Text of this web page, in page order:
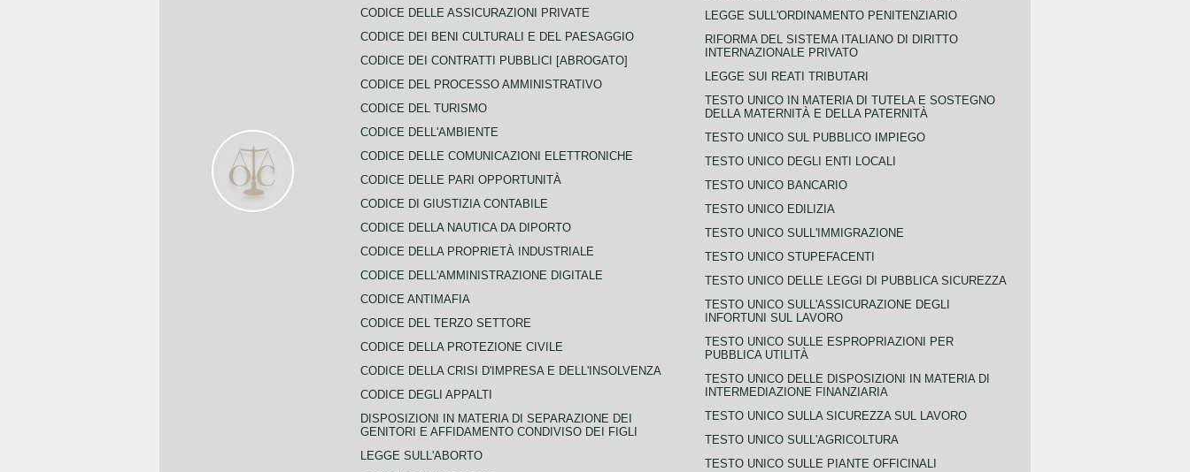
CODICE DELLE ASSICURAZIONI PRIVATE
CODICE DEI BENI CULTURALI E DEL PAESAGGIO
CODICE DEI CONTRATTI PUBBLICI [ABROGATO]
CODICE DEL PROCESSO AMMINISTRATIVO
CODICE DEL TURISMO
CODICE DELL'AMBIENTE
CODICE DELLE COMUNICAZIONI ELETTRONICHE
CODICE DELLE PARI OPPORTUNITÀ
CODICE DI GIUSTIZIA CONTABILE
CODICE DELLA NAUTICA DA DIPORTO
CODICE DELLA PROPRIETÀ INDUSTRIALE
CODICE DELL'AMMINISTRAZIONE DIGITALE
CODICE ANTIMAFIA
CODICE DEL TERZO SETTORE
CODICE DELLA PROTEZIONE CIVILE
CODICE DELLA CRISI D'IMPRESA E DELL'INSOLVENZA
CODICE DEGLI APPALTI
DISPOSIZIONI IN MATERIA DI SEPARAZIONE DEI
GENITORI E AFFIDAMENTO CONDIVISO DEI FIGLI
LEGGE SULL'ABORTO
LEGGE SULL'ORDINAMENTO PENITENZIARIO
RIFORMA DEL SISTEMA ITALIANO DI DIRITTO
INTERNAZIONALE PRIVATO
LEGGE SUI REATI TRIBUTARI
TESTO UNICO IN MATERIA DI TUTELA E SOSTEGNO
DELLA MATERNITÀ E DELLA PATERNITÀ
TESTO UNICO SUL PUBBLICO IMPIEGO
TESTO UNICO DEGLI ENTI LOCALI
TESTO UNICO BANCARIO
TESTO UNICO EDILIZIA
TESTO UNICO SULL'IMMIGRAZIONE
TESTO UNICO STUPEFACENTI
TESTO UNICO DELLE LEGGI DI PUBBLICA SICUREZZA
TESTO UNICO SULL'ASSICURAZIONE DEGLI
INFORTUNI SUL LAVORO
TESTO UNICO SULLE ESPROPRIAZIONI PER
PUBBLICA UTILITÀ
TESTO UNICO DELLE DISPOSIZIONI IN MATERIA DI
INTERMEDIAZIONE FINANZIARIA
TESTO UNICO SULLA SICUREZZA SUL LAVORO
TESTO UNICO SULL'AGRICOLTURA
TESTO UNICO SULLE PIANTE OFFICINALI